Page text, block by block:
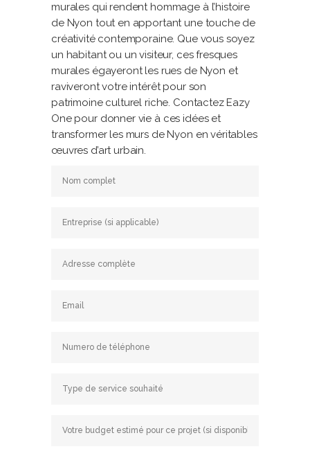
murales qui rendent hommage à l’histoire
de Nyon tout en apportant une touche de
créativité contemporaine. Que vous soyez
un habitant ou un visiteur, ces fresques
murales égayeront les rues de Nyon et
raviveront votre intérêt pour son
patrimoine culturel riche. Contactez Eazy
One pour donner vie à ces idées et
transformer les murs de Nyon en véritables
œuvres d’art urbain.